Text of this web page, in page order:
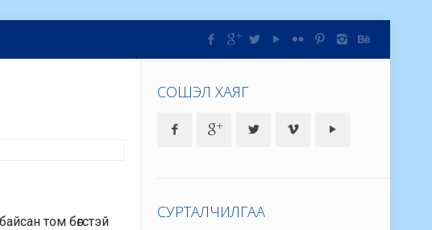
том бөгстэй
СОШЭЛ ХАЯГ
СУРТАЛЧИЛГАА